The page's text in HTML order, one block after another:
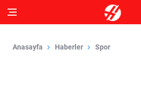
Anasayfa Haberler Spor